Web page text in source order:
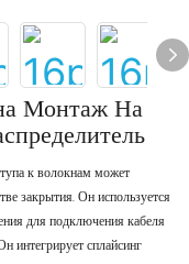
Монтаж На
к волокнам может
закрытия. Он используется
для подключения кабеля
интегрирует сплайсинг